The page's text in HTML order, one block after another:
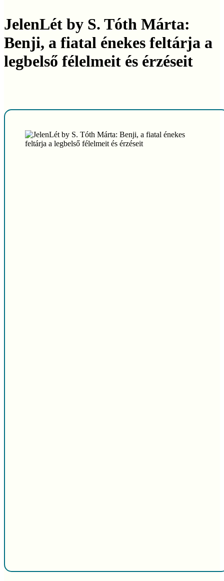
JelenLét by S. Tóth Márta:
Benji, a fiatal énekes feltárja a
legbelső félelmeit és érzéseit
Play
Video